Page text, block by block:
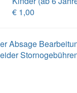
€ 1,00
Absage